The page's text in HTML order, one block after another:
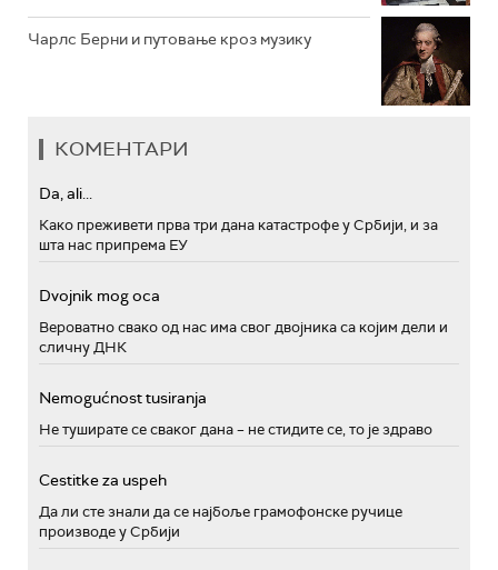
Чарлс Берни и путовање кроз музику
КОМЕНТАРИ
Da, ali...
Како преживети прва три дана катастрофе у Србији, и за
шта нас припрема ЕУ
Dvojnik mog oca
Вероватно свако од нас има свог двојника са којим дели и
сличну ДНК
Nemogućnost tusiranja
Не туширате се сваког дана – не стидите се, то је здраво
Cestitke za uspeh
Да ли сте знали да се најбоље грамофонске ручице
производе у Србији